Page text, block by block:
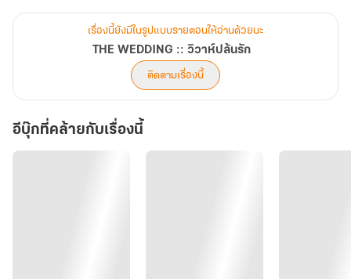
เรื่องนี้ยังมีในรูปแบบรายตอนให้อ่านด้วยนะ
THE WEDDING :: วิวาห์ปล้นรัก
ติดตามเรื่องนี้
อีบุ๊กที่คล้ายกับเรื่องนี้